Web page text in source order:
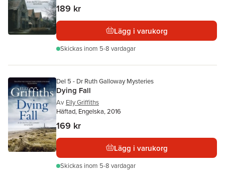
189 kr
Lägg i varukorg
Skickas inom 5-8 vardagar
Del 5 - Dr Ruth Galloway Mysteries
Dying Fall
Av Elly Griffiths
Häftad, Engelska, 2016
169 kr
Lägg i varukorg
Skickas inom 5-8 vardagar